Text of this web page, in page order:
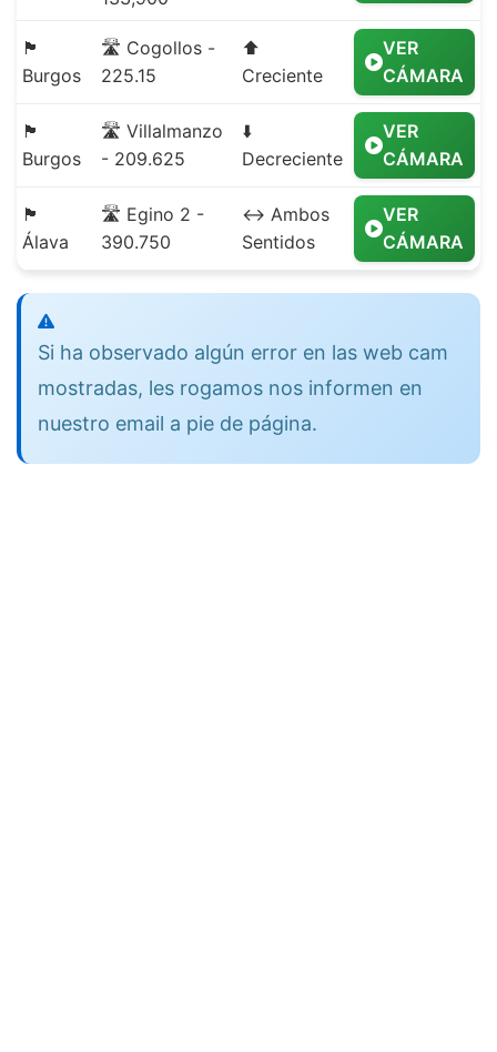
🏴
Burgos
🛣️ Cogollos -
225.15
⬆️
Creciente
VER
CÁMARA
🏴
Burgos
🛣️ Villalmanzo
- 209.625
⬇️
Decreciente
VER
CÁMARA
🏴
Álava
🛣️ Egino 2 -
390.750
↔️ Ambos
Sentidos
VER
CÁMARA
Si ha observado algún error en las web cam
mostradas, les rogamos nos informen en
nuestro email a pie de página.